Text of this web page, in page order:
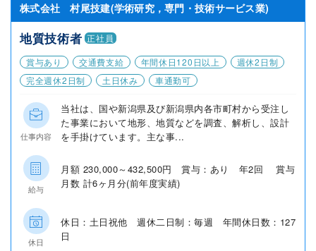
株式会社 村尾技建(学術研究，専門・技術サービス業)
地質技術者 正社員
賞与あり
交通費支給 年間休日120日以上
週休2日制
完全週休2日制
土日休み 車通勤可
仕事内容
当社は、国や新潟県及び新潟県内各市町村から受注し
た事業において地形、地質などを調査、解析し、設計
を手掛けています。主な事...
給与
月額 230,000～432,500円 賞与：あり 年2回 賞与
月数 計6ヶ月分(前年度実績)
休日
休日：土日祝他 週休二日制：毎週 年間休日数：127
日